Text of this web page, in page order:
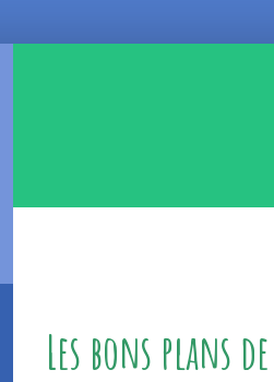
Les bons plans